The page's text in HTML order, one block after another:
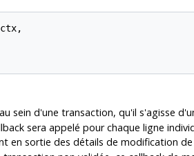
sein d'une transaction, qu'il s'agisse
sera appelé pour chaque ligne
sortie des détails de modification de